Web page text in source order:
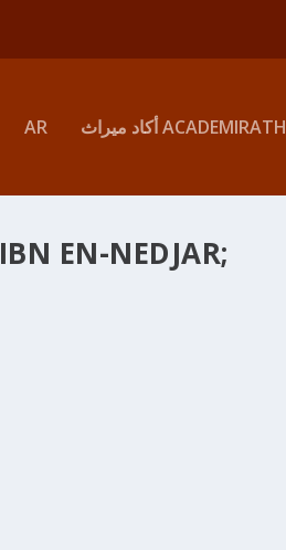
AR أكاد ميراث ACADEMIRATH
IBN EN-NEDJAR;